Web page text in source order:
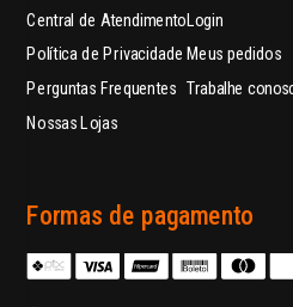
Central de Atendimento
Política de Privacidade
Perguntas Frequentes
Nossas Lojas
Login
Meus pedidos
Trabalhe
Formas de pagamento